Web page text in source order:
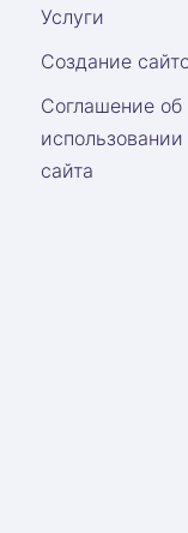
Услуги
Создание
Соглашение об
использовании
сайта